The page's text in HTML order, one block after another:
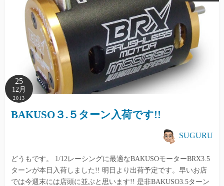
25
12月
2013
BAKUSO３.５ターン入荷です!!
SUGURU
どうもです。 1/12レーシングに最適なBAKUSOモーターBRX3.5
ターンが本日入荷しました!! 明日より出荷予定です。早いお店
では今週末には店頭に並ぶと思います!! 是非BAKUSO3.5ターン